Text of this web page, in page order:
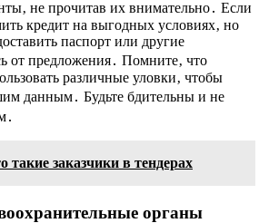
не прочитав их внимательно․ Если
кредит на выгодных условиях‚ но
паспорт или другие
от предложения․ Помните‚ что
различные уловки‚ чтобы
данным․ Будьте бдительны и не
такие заказчики в тендерах
органы